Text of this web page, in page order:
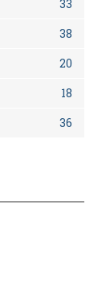
33
38
20
18
36